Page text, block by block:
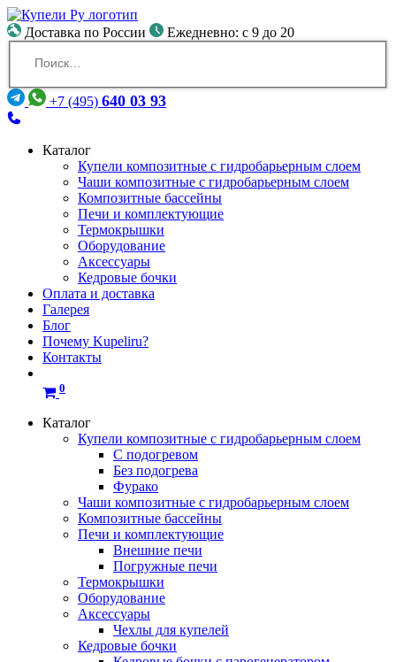
Доставка по России Ежедневно: с 9 до 20
+7 (495) 640 03 93
Каталог
Купели композитные с гидробарьерным слоем
Чаши композитные с гидробарьерным слоем
Композитные бассейны
Печи и комплектующие
Термокрышки
Оборудование
Аксессуары
Кедровые бочки
Оплата и доставка
Галерея
Блог
Почему Kupeliru?
Контакты
0
Каталог
Купели композитные с гидробарьерным слоем
С подогревом
Без подогрева
Фурако
Чаши композитные с гидробарьерным слоем
Композитные бассейны
Печи и комплектующие
Внешние печи
Погружные печи
Термокрышки
Оборудование
Аксессуары
Чехлы для купелей
Кедровые бочки